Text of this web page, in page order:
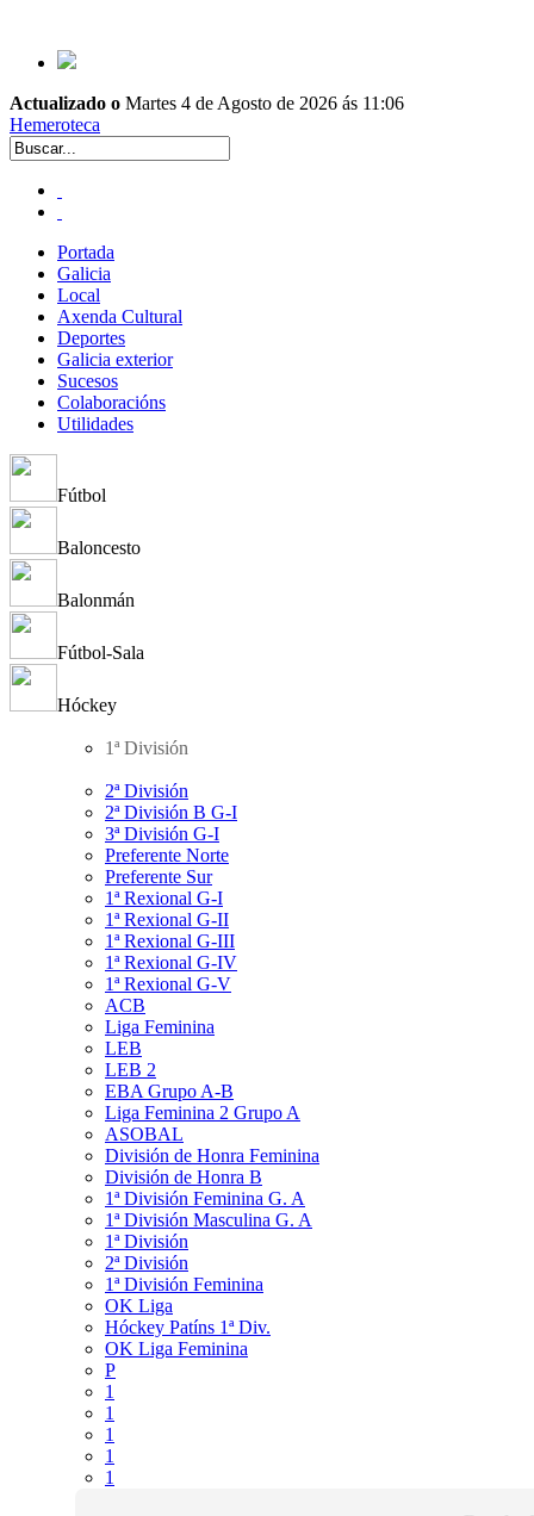
Actualizado o Martes 4 de Agosto de 2026 ás 11:06
Hemeroteca
Portada
Galicia
Local
Axenda Cultural
Deportes
Galicia exterior
Sucesos
Colaboracións
Utilidades
Fútbol
Baloncesto
Balonmán
Fútbol-Sala
Hóckey
1ª División
2ª División
2ª División B G-I
3ª División G-I
Preferente Norte
Preferente Sur
1ª Rexional G-I
1ª Rexional G-II
1ª Rexional G-III
1ª Rexional G-IV
1ª Rexional G-V
ACB
Liga Feminina
LEB
LEB 2
EBA Grupo A-B
Liga Feminina 2 Grupo A
ASOBAL
División de Honra Feminina
División de Honra B
1ª División Feminina G. A
1ª División Masculina G. A
1ª División
2ª División
1ª División Feminina
OK Liga
Hóckey Patíns 1ª Div.
OK Liga Feminina
P
1
1
1
1
1